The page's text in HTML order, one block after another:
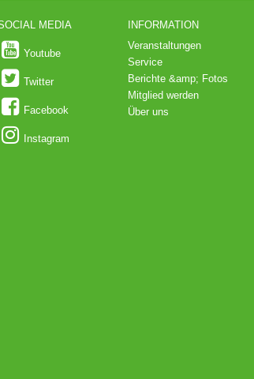
MEDIA
Youtube
Twitter
Facebook
Instagram
INFORMATION
Veranstaltungen
Service
Berichte &amp; Fotos
Mitglied werden
Über uns